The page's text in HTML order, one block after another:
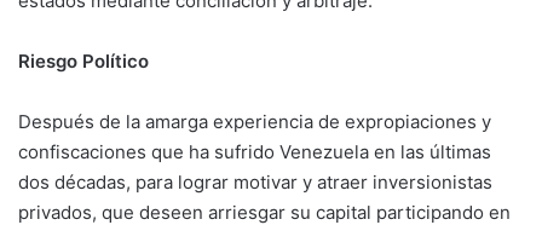
Riesgo Político
Después de la amarga experiencia de expropiaciones y
confiscaciones que ha sufrido Venezuela en las últimas
dos décadas, para lograr motivar y atraer inversionistas
privados, que deseen arriesgar su capital participando en